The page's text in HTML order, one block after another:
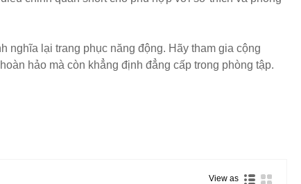
lại trang phục năng động. Hãy tham gia cộng
hảo mà còn khẳng định đẳng cấp trong phòng tập.
View as